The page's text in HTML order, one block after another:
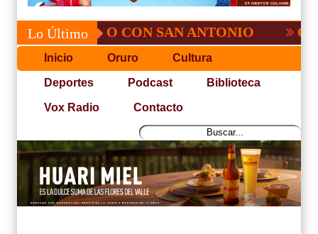
Lo Último
NO PUDO CON SAN ANTONIO COPA
Inicio Oruro Cultura
Deportes Podcast Biblioteca
Vox Radio Contacto